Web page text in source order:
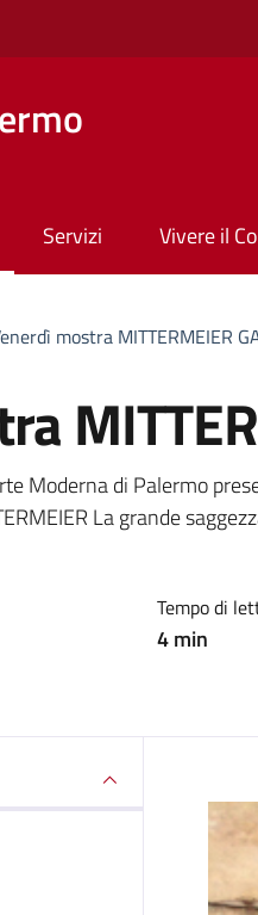
Servizi Vivere il
mostra MITTERMEIER
Moderna di Palermo
La grande
Tempo di
4 min